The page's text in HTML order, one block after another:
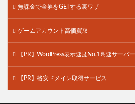
無課金で金券をGETする裏ワザ
ゲームアカウント高価買取
【PR】WordPress表示速度No.1高速サーバー
【PR】格安ドメイン取得サービス